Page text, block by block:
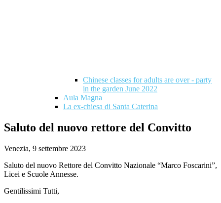
Chinese classes for adults are over - party
in the garden June 2022
Aula Magna
La ex-chiesa di Santa Caterina
Saluto del nuovo rettore del Convitto
Venezia, 9 settembre 2023
Saluto del nuovo Rettore del Convitto Nazionale “Marco Foscarini”,
Licei e Scuole Annesse.
Gentilissimi Tutti,